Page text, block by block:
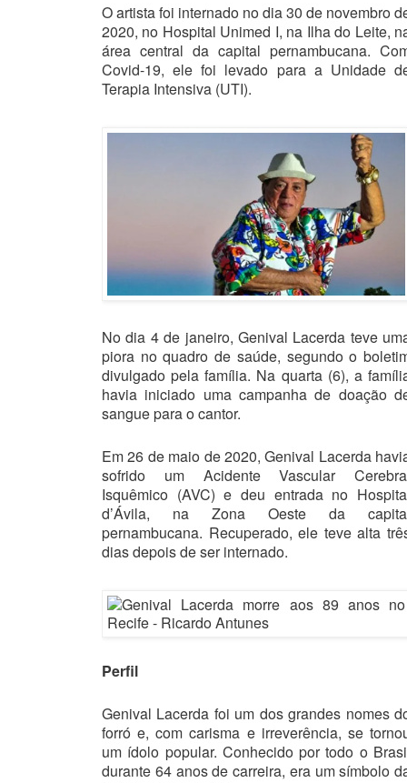
O artista foi internado no dia 30 de novembro
2020, no Hospital Unimed I, na Ilha do Leite,
área central da capital pernambucana.
Covid-19, ele foi levado para a Unidade
Terapia Intensiva (UTI).
No dia 4 de janeiro, Genival Lacerda teve
piora no quadro de saúde, segundo o
divulgado pela família. Na quarta (6), a
havia iniciado uma campanha de doação
sangue para o cantor.
Em 26 de maio de 2020, Genival Lacerda
sofrido um Acidente Vascular
Isquêmico (AVC) e deu entrada no
d’Ávila, na Zona Oeste da
pernambucana. Recuperado, ele teve alta
dias depois de ser internado.
Perfil
Genival Lacerda foi um dos grandes nomes
forró e, com carisma e irreverência, se
um ídolo popular. Conhecido por todo o
durante 64 anos de carreira, era um símbolo